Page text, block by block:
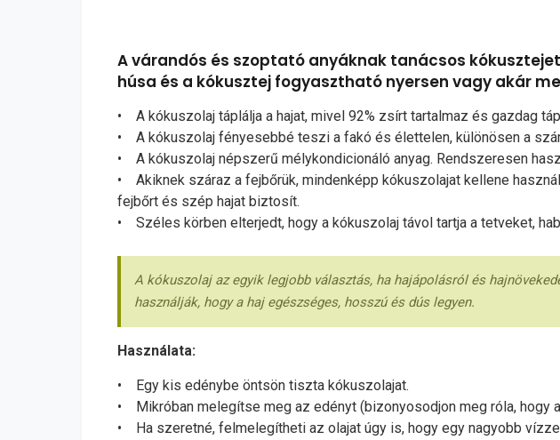
A várandós és szoptató anyáknak tanácsos
húsa és a kókusztej fogyasztható nyersen vagy akár
• A kókuszolaj táplálja a hajat, mivel 92% zsírt tartalmaz és gazdag
• A kókuszolaj fényesebbé teszi a fakó és élettelen, különösen a
• A kókuszolaj népszerű mélykondicionáló anyag. Rendszeresen
• Akiknek száraz a fejbőrük, mindenképp kókuszolajat kellene
fejbőrt és szép hajat biztosít.
• Széles körben elterjedt, hogy a kókuszolaj távol tartja a tetveket,
A kókuszolaj az egyik legjobb választás, ha hajápolásról és
használják, hogy a haj egészséges, hosszú és dús legyen.
Használata:
• Egy kis edénybe öntsön tiszta kókuszolajat.
• Mikróban melegítse meg az edényt (bizonyosodjon meg róla, hogy
• Ha szeretné, felmelegítheti az olajat úgy is, hogy egy nagyobb